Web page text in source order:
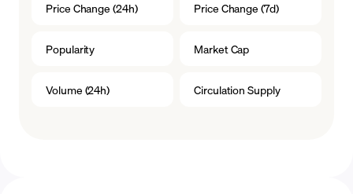
Price Change (24h) Price Change (7d)
Popularity Market Cap
Volume (24h) Circulation Supply